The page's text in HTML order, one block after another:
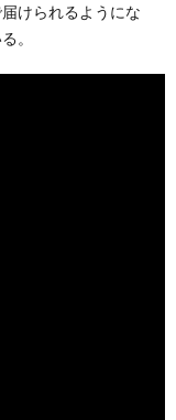
けられるようにな
。